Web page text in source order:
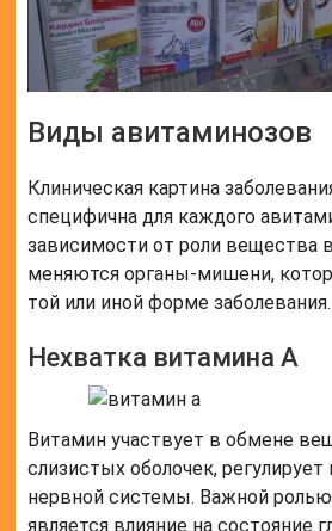
Виды авитаминозов
Клиническая картина
специфична для каждого
зависимости от роли вещества
меняются органы-мишени,
той или иной форме заболевания.
Нехватка витамина А
Витамин участвует в обмене
слизистых оболочек,
нервной системы. Важной
является влияние на состояние